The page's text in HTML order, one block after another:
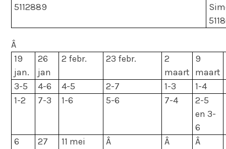
5112889
Â
19
jan.
26
jan
2 febr. 23 febr.
2
maart
9
maart
3-5
4-6 4-5 2-7 1-3
1-4
1-2
7-3 1-6 5-6 7-4
2-5
en 3-
6
6
27
11 mei Â Â Â